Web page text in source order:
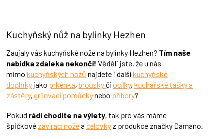
a
c
í
p
r
v
k
y
ý
p
Kuchyňský nůž na bylinky Hezhen
Zaujaly vás kuchyňské nože na bylinky Hezhen? Tím naše
nabídka zdaleka nekončí! Věděli jste, že u nás
mimo kuchyňských nožů najdete i dalšíkuchyňské
doplňky jako prkénka, brousky či ocílky, kuchařské tašky a
zástěry, grilovací pomůckynebo příbory?
Pokud rádi chodíte na výlety, tak pro vás máme
špičkové zavírací nožea čelovky z produkce značky Damano.